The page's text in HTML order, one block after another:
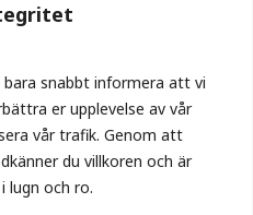
bara snabbt informera att vi
er upplevelse av vår
vår trafik. Genom att
du villkoren och är
lugn och ro.